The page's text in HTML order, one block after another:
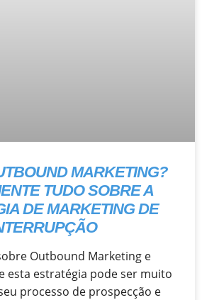
MARKETING?
TUDO SOBRE A
DE MARKETING DE
Outbound Marketing e
esta estratégia pode ser muito
processo de prospecção e